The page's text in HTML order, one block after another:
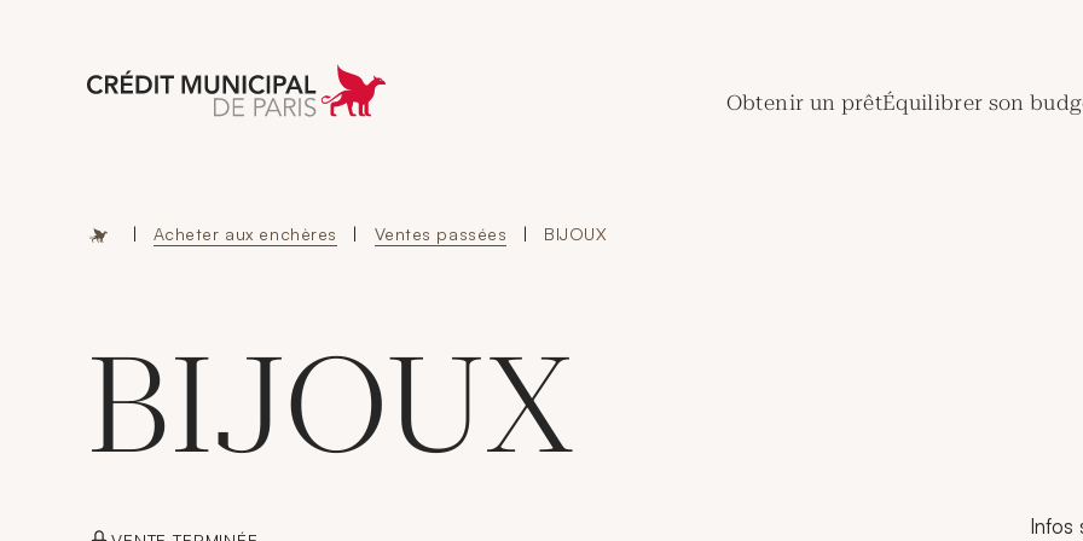
Aller à l'accueil de Crédit Municipal de Paris
Obtenir un prêtÉquilibrer son
| Acheter aux enchères | Ventes passées | BIJOUX
BIJOUX
Infos